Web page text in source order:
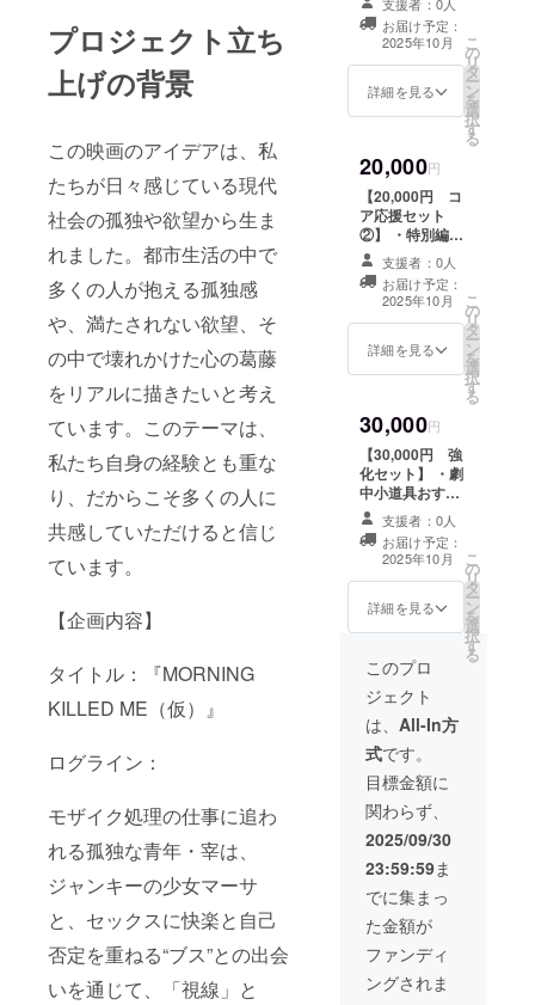
プロジェクト立ち
上げの背景
この映画のアイデアは、私
たちが日々感じている現代
社会の孤独や欲望から生ま
れました。都市生活の中で
多くの人が抱える孤独感
や、満たされない欲望、そ
の中で壊れかけた心の葛藤
をリアルに描きたいと考え
ています。このテーマは、
私たち自身の経験とも重な
り、だからこそ多くの人に
共感していただけると信じ
ています。
【企画内容】
タイトル：『MORNING
KILLED ME（仮）』
ログライン：
モザイク処理の仕事に追わ
れる孤独な青年・宰は、
ジャンキーの少女マーサ
と、セックスに快楽と自己
否定を重ねる“ブス”との出会
いを通じて、「視線」と
は描かれなかっ
たものが見えて
くるようなノー
トです。キャス
トが手書きした
ものをデータで
お送りしま
真 or ロケ写真
データ（詩＋1言
付き） （・形
式：jpeg、サイ
ズ：高解像度、
枚数：3枚 ・登
録していただい
たメールアドレ
スに送信。 ・写
真利用は個人利
用のみ可能で、
商業利用はNGで
き込み付き） ・
メイキング映像
＋監督インタ
ビュー（10分）
（・提供方法：
映会＋アフター
トーク参加券
（・上映後に
zoomにて行いま
す。zoomのアカ
ウントと通信状
態がある方に限
ります。 ・開催
日時は決まり次
第ご連絡差し上
げます。 ・一回
に5人様まで。人
部を分けて行い
ます。）
支援者：0人
お届け予定：
2025年10月
詳細を見る
こ
の
リ
タ
ー
ン
を
選
択
す
る
20,000円
【20,000円 コ
ア応援セット
②】 ・特別編集
台本（注釈・書
き込み付き） ・
メイキング映像
＋監督インタ
ビュー（10分）
提供方法：メー
アフタートーク
参加券 （・上映
後にzoomにて行
います。zoomの
アカウントと通
信状態がある方
に限ります。 ・
開催日時は決ま
り次第ご連絡差
し上げます。 ・
一回に５人様ま
で。人数が多い
場合は部を分け
て行います。 ・
ご登録いただい
たメールアドレ
スにURLをおお
くりします。）
・エンドクレ
ジットに名前記
載 （文字のみ、
エンドクレジッ
ト他のスタッフ
と同サイズ、ロ
る場合はそれも
掲載します。 ・
考欄に掲載を希
望されるお名前
支援者：0人
お届け予定：
2025年10月
詳細を見る
こ
の
リ
タ
ー
ン
を
選
択
す
る
30,000円
【30,000円 強
化セット】 ・劇
中小道具おすそ
分け ・宰 or ブ
スから“手紙”と
いう体裁の感謝
カード（物語の
延長として） ・
オンライン視聴
会 ・監督とのオ
作相談or対談
期限：2025年10
月〜2025年12月
末まで】 （・
zoomにて行いま
す。zoomのアカ
ウントと通信状
態がある方に限
ります。 ・開催
節致します。 ・
制作相談をご希
望の方は、事前
に内容をメール
にてご連絡いた
画や撮影はして
支援者：0人
お届け予定：
2025年10月
詳細を見る
こ
の
リ
タ
ー
ン
を
選
択
す
る
このプロ
ジェクト
は、 All-In方
式です。
目標金額に
関わらず、
2025/09/30
23:59:59ま
でに集まっ
た金額が
ファンディ
ングされま